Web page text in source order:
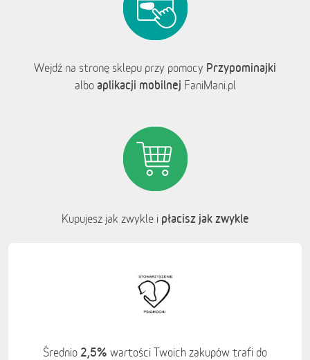
Wejdź na stronę sklepu przy pomocy Przypominajki
albo aplikacji mobilnej FaniMani.pl
Kupujesz jak zwykle i płacisz jak zwykle
Średnio 2,5% wartości Twoich zakupów trafi do